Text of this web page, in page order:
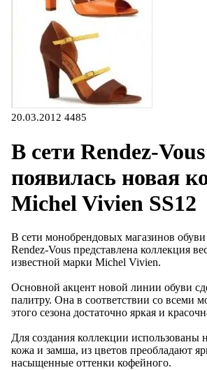
20.03.2012 4485
В сети Rendez-Vous
появилась новая
Michel Vivien SS12
В сети монобрендовых магазинов обуви
Rendez-Vous представлена коллекция
известной марки Michel Vivien.
Основной акцент новой линии обуви
палитру. Она в соответствии со всеми
этого сезона достаточно яркая и
Для создания коллекции использованы
кожа и замша, из цветов преобладают
насыщенные оттенки кофейного.